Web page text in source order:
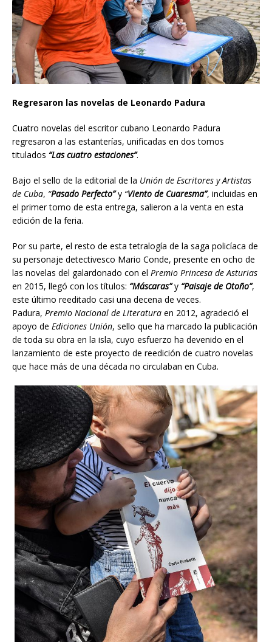
Regresaron las novelas de Leonardo Padura
Cuatro novelas del escritor cubano Leonardo Padura
regresaron a las estanterías, unificadas en dos tomos
titulados “Las cuatro estaciones”.
Bajo el sello de la editorial de la Unión de Escritores y Artistas
de Cuba, “Pasado Perfecto”y “Viento de Cuaresma”, incluidas en
el primer tomo de esta entrega, salieron a la venta en esta
edición de la feria.
Por su parte, el resto de esta tetralogía de la saga policíaca de
su personaje detectivesco Mario Conde, presente en ocho de
las novelas del galardonado con el Premio Princesa de Asturias
en 2015, llegó con los títulos: “Máscaras” y “Paisaje de Otoño”,
este último reeditado casi una decena de veces.
Padura, Premio Nacional de Literatura en 2012, agradeció el
apoyo de Ediciones Unión, sello que ha marcado la publicación
de toda su obra en la isla, cuyo esfuerzo ha devenido en el
lanzamiento de este proyecto de reedición de cuatro novelas
que hace más de una década no circulaban en Cuba.